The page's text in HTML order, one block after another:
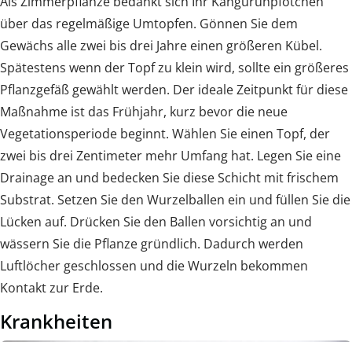
über das regelmäßige Umtopfen. Gönnen Sie dem
Gewächs alle zwei bis drei Jahre einen größeren Kübel.
Spätestens wenn der Topf zu klein wird, sollte ein größeres
Pflanzgefäß gewählt werden. Der ideale Zeitpunkt für diese
Maßnahme ist das Frühjahr, kurz bevor die neue
Vegetationsperiode beginnt. Wählen Sie einen Topf, der
zwei bis drei Zentimeter mehr Umfang hat. Legen Sie eine
Drainage an und bedecken Sie diese Schicht mit frischem
Substrat. Setzen Sie den Wurzelballen ein und füllen Sie die
Lücken auf. Drücken Sie den Ballen vorsichtig an und
wässern Sie die Pflanze gründlich. Dadurch werden
Luftlöcher geschlossen und die Wurzeln bekommen
Kontakt zur Erde.
Krankheiten